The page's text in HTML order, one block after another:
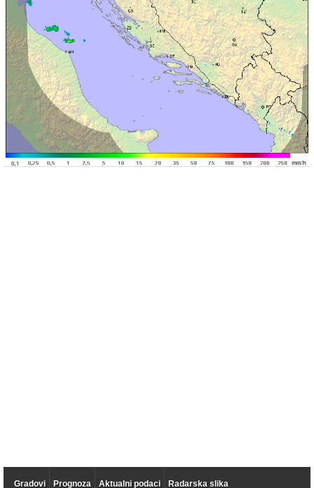
Gradovi Prognoza Aktualni podaci Radarska slika